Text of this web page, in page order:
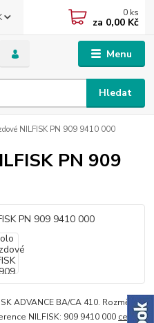
Menu
Hledat
0 ks
za 0,00 Kč
NILFISK PN 909 9410 000
PN 909
ADVANCE BA/CA 410. Rozměr:
NILFISK: 909 9410 000 celý